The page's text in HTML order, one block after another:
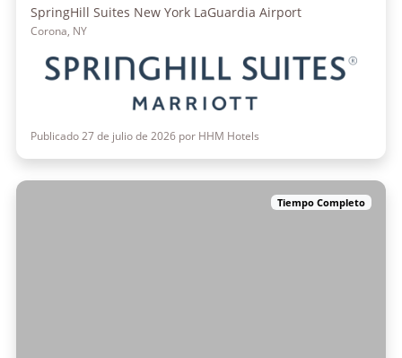
SpringHill Suites New York LaGuardia Airport
Corona, NY
Publicado 27 de julio de 2026 por HHM Hotels
Tiempo Completo